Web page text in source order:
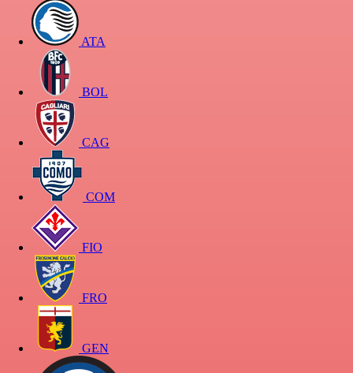
ATA
BOL
CAG
COM
FIO
FRO
GEN